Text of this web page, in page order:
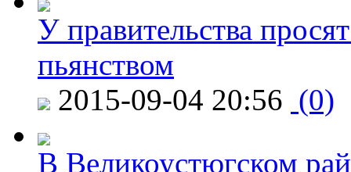
У правительства
пьянством
2015-09-04 20:56 (0)
В Великоустюгском